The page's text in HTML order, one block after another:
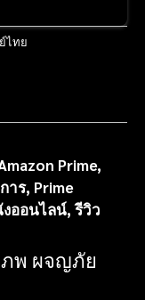
ไทย
Prime,
าร, Prime
ออนไลน์,รีวิว
ภพ ผจญภัย